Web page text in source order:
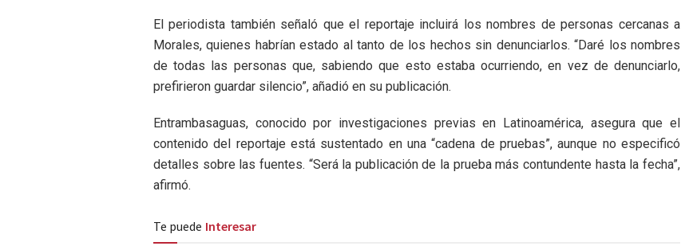
El periodista también señaló que el reportaje incluirá los nombres de personas cercanas a
Morales, quienes habrían estado al tanto de los hechos sin denunciarlos. “Daré los nombres
de todas las personas que, sabiendo que esto estaba ocurriendo, en vez de denunciarlo,
prefirieron guardar silencio”, añadió en su publicación.
Entrambasaguas, conocido por investigaciones previas en Latinoamérica, asegura que el
contenido del reportaje está sustentado en una “cadena de pruebas”, aunque no especificó
detalles sobre las fuentes. “Será la publicación de la prueba más contundente hasta la fecha”,
afirmó.
Te puede Interesar